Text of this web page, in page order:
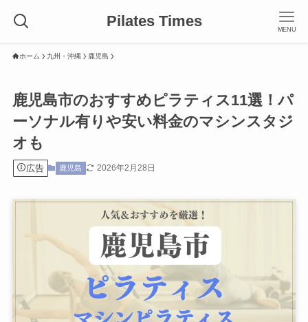
Pilates Times MENU
ホーム 九州・沖縄 鹿児島
鹿児島市のおすすめピラティス11選！パ
ーソナル有りや安い料金のマシンスタジ
オも
広告 鹿児島 2026年2月28日